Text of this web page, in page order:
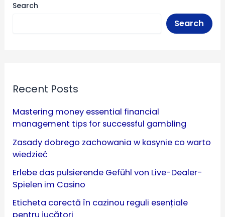
Search
Search
Recent Posts
Mastering money essential financial
management tips for successful gambling
Zasady dobrego zachowania w kasynie co warto
wiedzieć
Erlebe das pulsierende Gefühl von Live-Dealer-
Spielen im Casino
Eticheta corectă în cazinou reguli esențiale